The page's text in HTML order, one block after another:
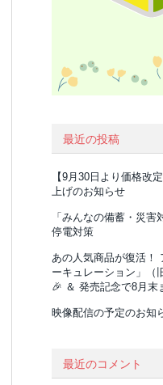
最近の投稿
【9月30日より価格改
上げのお知らせ
「みんなの備蓄・災害
停電対策
あの人気商品が復活！
ーキュレーション」（
🎉 ＆ 発売記念で8月末
映像配信の予定のお知
最近のコメント